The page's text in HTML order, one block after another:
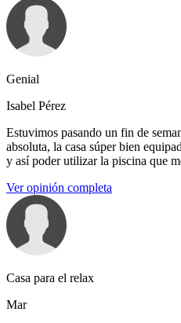
Genial
Isabel Pérez
Estuvimos pasando un fin de
absoluta, la casa súper bien
y así poder utilizar la piscina que
Ver opinión completa
Casa para el relax
Mar